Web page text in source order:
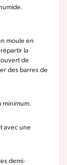
moule en
la
de
des barres de
minimum.
avec une
demi-